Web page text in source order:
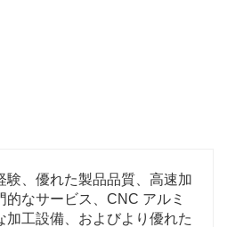
験、優れた製品品質、高速加
的なサービス、CNC アルミ
加工設備、およびより優れた